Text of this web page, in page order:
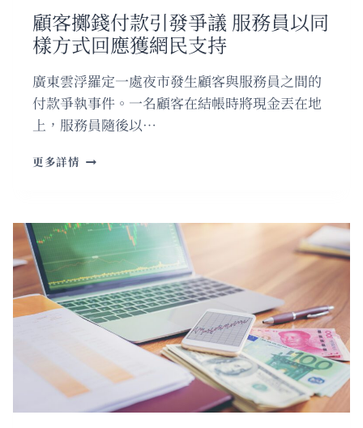
顧客擲錢付款引發爭議 服務員以同
樣方式回應獲網民支持
廣東雲浮羅定一處夜市發生顧客與服務員之間的
付款爭執事件。一名顧客在結帳時將現金丟在地
上，服務員隨後以…
更多詳情
付
引
發
爭
議
服
以
同
樣